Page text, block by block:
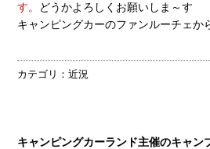
す。 どうかよろしくお願いしま～す
キャンピングカーのファンルーチェか
カテゴリ：近況
キャンピングカーランド主催のキャン